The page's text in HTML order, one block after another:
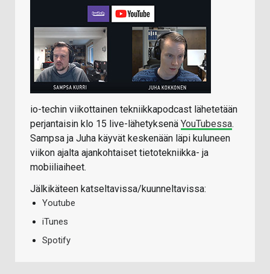
io-techin viikottainen tekniikkapodcast lähetetään
perjantaisin klo 15 live-lähetyksenä YouTubessa.
Sampsa ja Juha käyvät keskenään läpi kuluneen
viikon ajalta ajankohtaiset tietotekniikka- ja
mobiiliaiheet.
Jälkikäteen katseltavissa/kuunneltavissa:
Youtube
iTunes
Spotify